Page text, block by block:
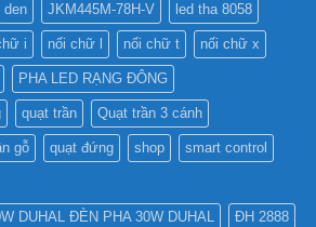
den JKM445M-78H-V led tha 8058
i nối chữ l nối chữ t nối chữ x
PHA LED RẠNG ĐÔNG
quạt trần Quạt trần 3 cánh
gỗ quạt đứng shop smart control
DUHAL ĐÈN PHA 30W DUHAL ĐH 2888